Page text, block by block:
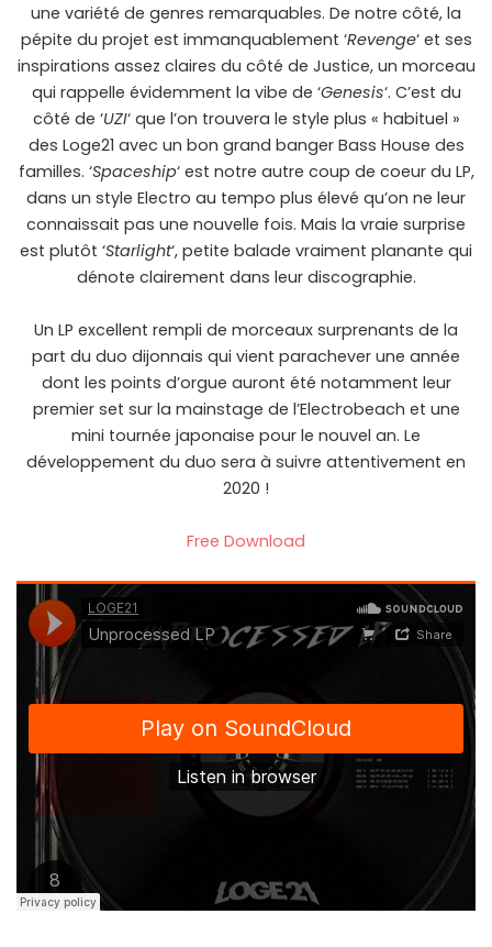
une variété de genres remarquables. De notre côté, la
pépite du projet est immanquablement ‘Revenge‘ et ses
inspirations assez claires du côté de Justice, un morceau
qui rappelle évidemment la vibe de ‘Genesis‘. C’est du
côté de ‘UZI‘ que l’on trouvera le style plus « habituel »
des Loge21 avec un bon grand banger Bass House des
familles. ‘Spaceship‘ est notre autre coup de coeur du LP,
dans un style Electro au tempo plus élevé qu’on ne leur
connaissait pas une nouvelle fois. Mais la vraie surprise
est plutôt ‘Starlight‘, petite balade vraiment planante qui
dénote clairement dans leur discographie.
Un LP excellent rempli de morceaux surprenants de la
part du duo dijonnais qui vient parachever une année
dont les points d’orgue auront été notamment leur
premier set sur la mainstage de l’Electrobeach et une
mini tournée japonaise pour le nouvel an. Le
développement du duo sera à suivre attentivement en
2020 !
Free Download